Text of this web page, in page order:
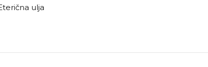
ulja